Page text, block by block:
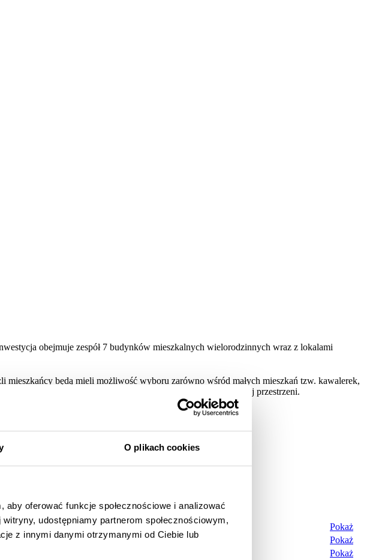
O plikach cookies
oferować funkcje społecznościowe i analizować
udostępniamy partnerom społecznościowym,
z innymi danymi otrzymanymi od Ciebie lub
obejmuje zespół 7 budynków mieszkalnych wielorodzinnych wraz z lokalami
mieszkańcy będą mieli możliwość wyboru zarówno wśród małych mieszkań tzw. kawalerek,
funkcjonalności oraz optymalnego wykorzystania dostępnej przestrzeni.
Status
Cena
sprzedane 518 016,00 zł
Pokaż
sprzedane 338 205,00 zł
Pokaż
Pokaż